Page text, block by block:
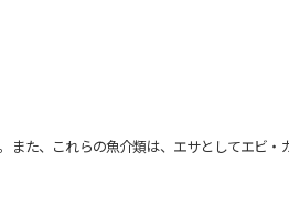
た、これらの魚介類は、エサとしてエビ・